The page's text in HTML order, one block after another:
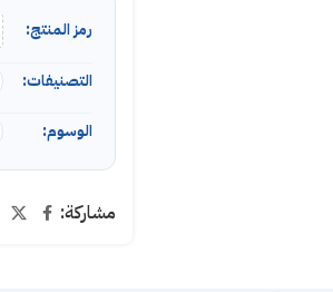
رمز المنتج:
التصنيفات:
الوسوم:
مشاركة: